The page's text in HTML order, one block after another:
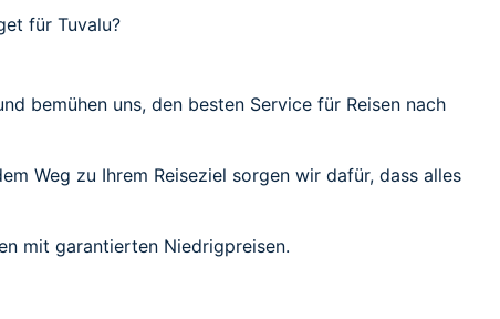
für Tuvalu?
bemühen uns, den besten Service für Reisen nach
Weg zu Ihrem Reiseziel sorgen wir dafür, dass alles
mit garantierten Niedrigpreisen.